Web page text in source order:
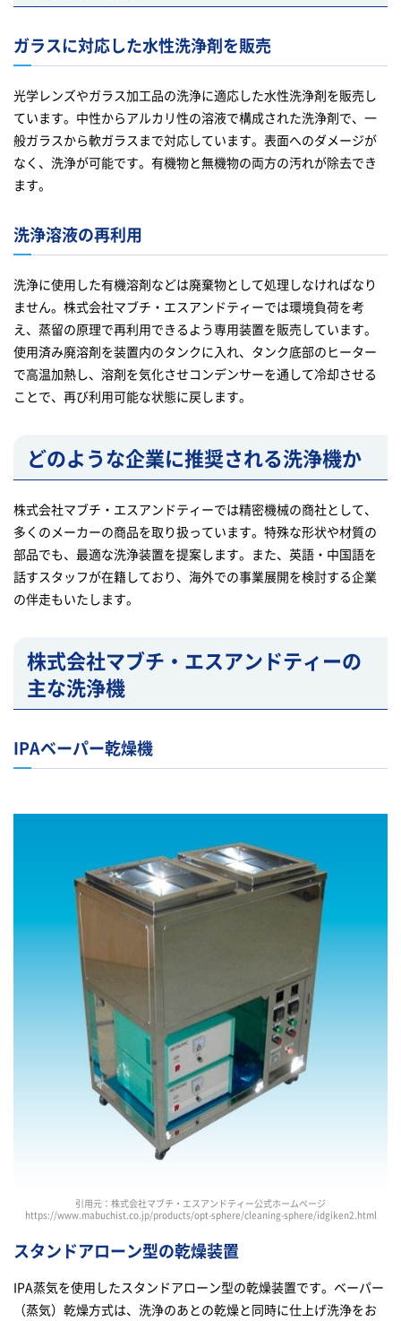
ガラスに対応した水性洗浄剤を販売
光学レンズやガラス加工品の洗浄に適応した水性洗浄剤を販売し
ています。中性からアルカリ性の溶液で構成された洗浄剤で、一
般ガラスから軟ガラスまで対応しています。表面へのダメージが
なく、洗浄が可能です。有機物と無機物の両方の汚れが除去でき
ます。
洗浄溶液の再利用
洗浄に使用した有機溶剤などは廃棄物として処理しなければなり
ません。株式会社マブチ・エスアンドティーでは環境負荷を考
え、蒸留の原理で再利用できるよう専用装置を販売しています。
使用済み廃溶剤を装置内のタンクに入れ、タンク底部のヒーター
で高温加熱し、溶剤を気化させコンデンサーを通して冷却させる
ことで、再び利用可能な状態に戻します。
どのような企業に推奨される洗浄機か
株式会社マブチ・エスアンドティーでは精密機械の商社として、
多くのメーカーの商品を取り扱っています。特殊な形状や材質の
部品でも、最適な洗浄装置を提案します。また、英語・中国語を
話すスタッフが在籍しており、海外での事業展開を検討する企業
の伴走もいたします。
株式会社マブチ・エスアンドティーの
主な洗浄機
IPAベーパー乾燥機
引用元：株式会社マブチ・エスアンドティー公式ホームページ
https://www.mabuchist.co.jp/products/opt-sphere/cleaning-sphere/idgiken2.html
スタンドアローン型の乾燥装置
IPA蒸気を使用したスタンドアローン型の乾燥装置です。ベーパー
（蒸気）乾燥方式は、洗浄のあとの乾燥と同時に仕上げ洗浄をお